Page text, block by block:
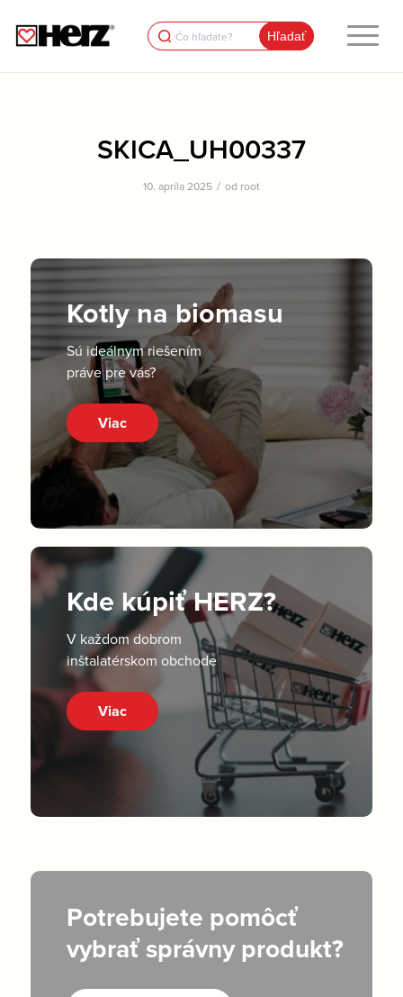
Search
for:
SKICA_UH00337
10. apríla 2025 / od root
Kotly na biomasu
Sú ideálnym riešením
práve pre vás?
Viac
Kde kúpiť HERZ?
V každom dobrom
inštalatérskom obchode
Viac
Potrebujete pomôcť
vybrať správny produkt?